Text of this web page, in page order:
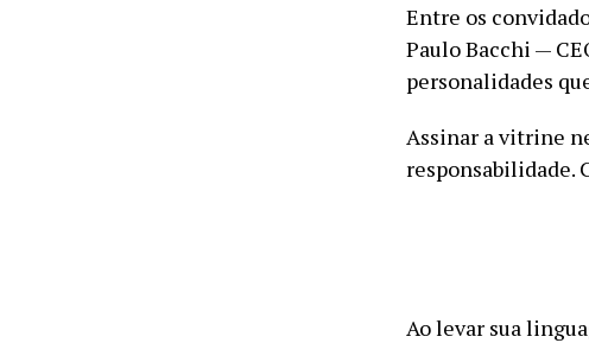
Entre os
Paulo Bacchi —
personalidades
Assinar a vitrine
responsabilidade.
Ao levar sua